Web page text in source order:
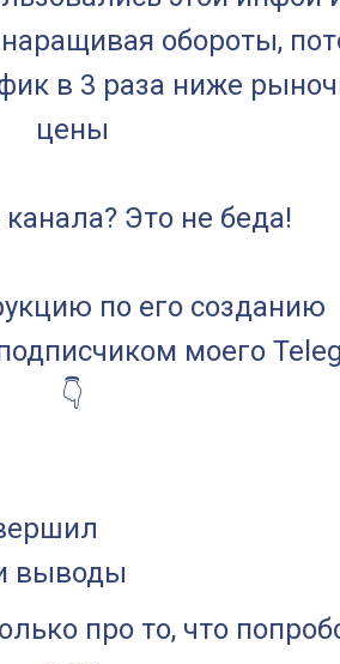
обороты,
в 3 раза ниже
цены
канала? Это не беда!
по его созданию
моего
👇
выводы
про то, что